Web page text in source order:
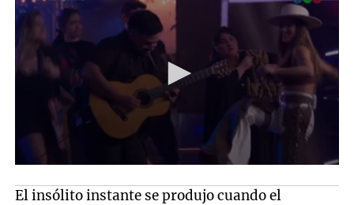
El insólito instante se produjo cuando el